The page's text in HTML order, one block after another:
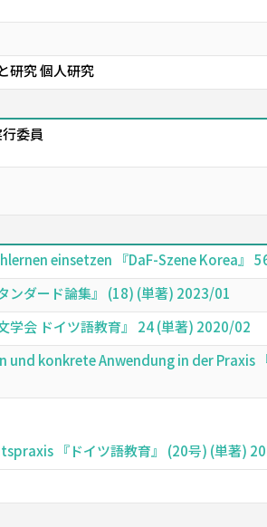
研究 個人研究
委員
einsetzen 『DaF-­Szene Korea』
ダード論集』 (18) (単著) 2023/01
会 ドイツ語教育』 24 (単著) 2020/02
konkrete Anwendung in der Praxis 『
『ドイツ語教育』 (20号) (単著)